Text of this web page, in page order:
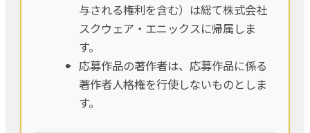
与される権利を含む）は総て株式会社
スクウェア・エニックスに帰属しま
す。
応募作品の著作者は、応募作品に係る
著作者人格権を行使しないものとしま
す。